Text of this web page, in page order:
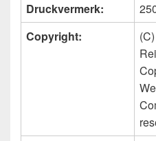
Druckvermerk:
Copyright: